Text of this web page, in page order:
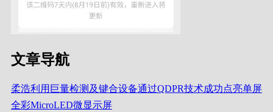
文章导航
柔浩利用巨量检测及键合设备通过QDPR技术成功点亮单屏
全彩MicroLED微显示屏